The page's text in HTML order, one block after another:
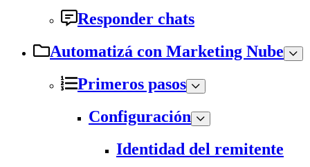
Responder chats
Automatizá con Marketing Nube
Primeros pasos
Configuración
Identidad del remitente